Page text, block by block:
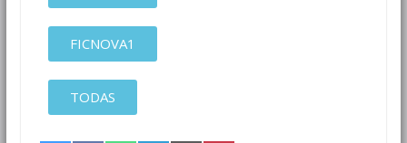
FICNOVA1
TODAS